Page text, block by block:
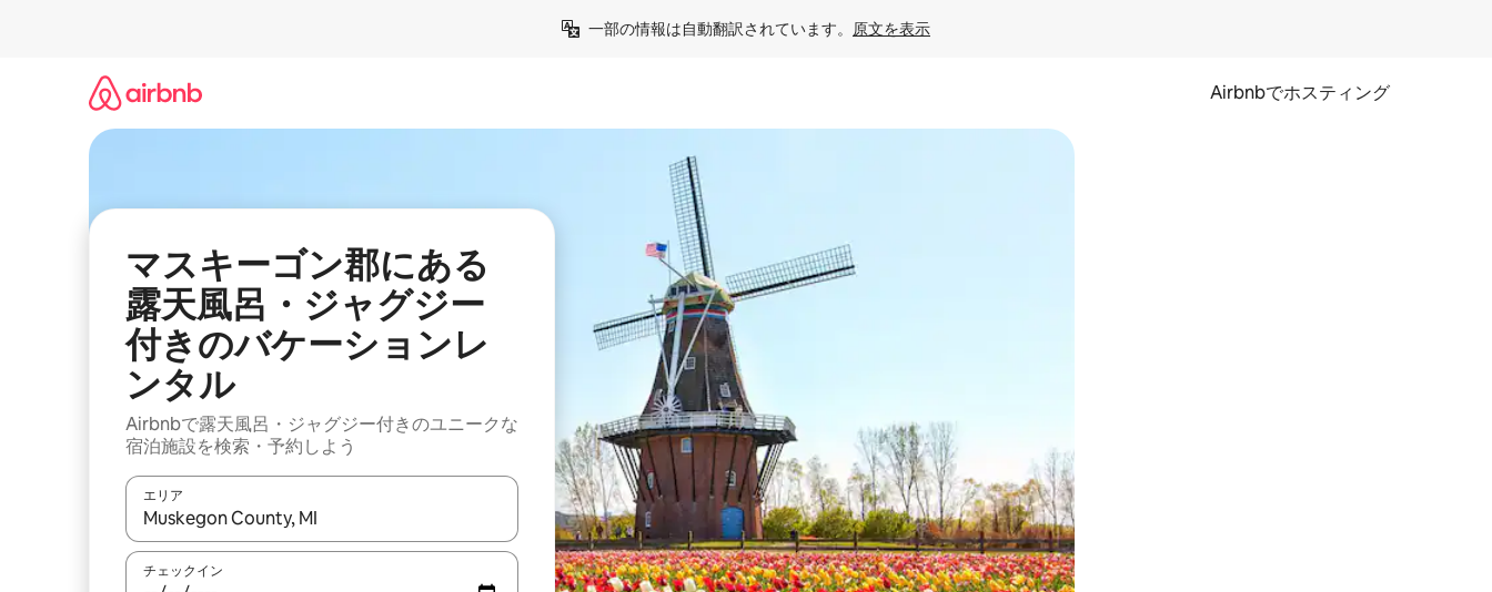
一部の情報は自動翻訳されています。 原文を表示
Airbnbでホスティング
マスキーゴン郡にある
露天風呂・ジャグジー
付きのバケーションレ
ンタル
Airbnbで露天風呂・ジャグジー付きのユニークな
宿泊施設を検索・予約しよう
エリア
検索結果が表示されたら、上下の矢印キーを使って移動するか、画面をタッチまたはスワイプして検索結果を確認することができます。
チェックイン